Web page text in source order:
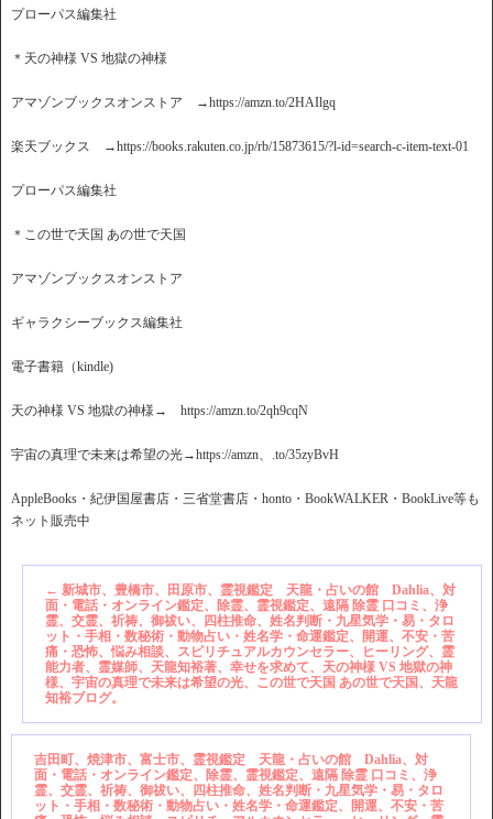
プローパス編集社
＊天の神様 VS 地獄の神様
アマゾンブックスオンストア →https://amzn.to/2HAIlgq
楽天ブックス →https://books.rakuten.co.jp/rb/15873615/?l-id=search-c-item-text-01
プローパス編集社
＊この世で天国 あの世で天国
アマゾンブックスオンストア
ギャラクシーブックス編集社
電子書籍（kindle)
天の神様 VS 地獄の神様→ https://amzn.to/2qh9cqN
宇宙の真理で未来は希望の光→https://amzn、.to/35zyBvH
AppleBooks・紀伊国屋書店・三省堂書店・honto・BookWALKER・BookLive等も
ネット販売中
← 新城市、豊橋市、田原市、霊視鑑定 天龍・占いの館 Dahlia、対
面・電話・オンライン鑑定、除霊、霊視鑑定、遠隔 除霊 口コミ、浄
霊、交霊、祈祷、御祓い、四柱推命、姓名判断・九星気学・易・タロ
ット・手相・数秘術・動物占い・姓名学・命運鑑定、開運、不安・苦
痛・恐怖、悩み相談、スピリチュアルカウンセラー、ヒーリング、霊
能力者、霊媒師、天龍知裕著、幸せを求めて、天の神様 VS 地獄の神
様、宇宙の真理で未来は希望の光、この世で天国 あの世で天国、天龍
知裕ブログ。
吉田町、焼津市、富士市、霊視鑑定 天龍・占いの館 Dahlia、対
面・電話・オンライン鑑定、除霊、霊視鑑定、遠隔 除霊 口コミ、浄
霊、交霊、祈祷、御祓い、四柱推命、姓名判断・九星気学・易・タロ
ット・手相・数秘術・動物占い・姓名学・命運鑑定、開運、不安・苦